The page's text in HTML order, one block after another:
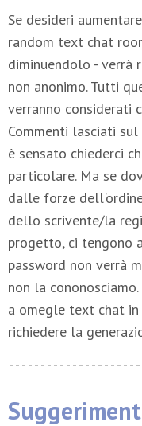
Se desideri
random text chat
diminuendolo - verrà
non anonimo. Tutti
verranno considerati
Commenti lasciati
è sensato chiederci
particolare. Ma se
dalle forze
dello scrivente/la
progetto, ci tengono
password non verrà
non la
a omegle text chat
richiedere la